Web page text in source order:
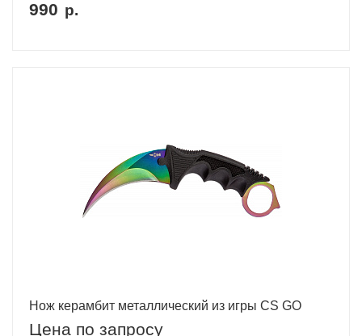
990 р.
Нож керамбит металлический из игры CS GO
Цена по запросу